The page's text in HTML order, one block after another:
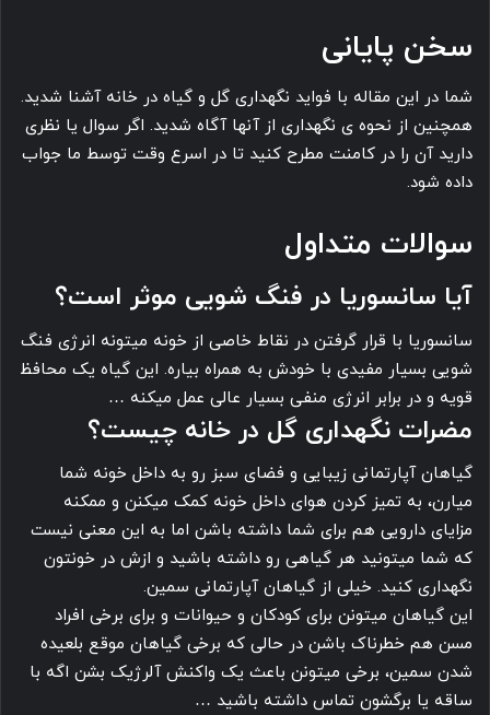
سخن پایانی
شما در این مقاله با فواید نگهداری گل و گیاه در خانه آشنا شدید.
همچنین از نحوه ی نگهداری از آنها آگاه شدید. اگر سوال یا نظری
دارید آن را در کامنت مطرح کنید تا در اسرع وقت توسط ما جواب
داده شود.
سوالات متداول
آیا سانسوریا در فنگ شویی موثر است؟
سانسوریا با قرار گرفتن در نقاط خاصی از خونه میتونه انرژی فنگ
شویی بسیار مفیدی با خودش به همراه بیاره. این گیاه یک محافظ
قویه و در برابر انرژی منفی بسیار عالی عمل میکنه …
مضرات نگهداری گل در خانه چیست؟
گیاهان آپارتمانی زیبایی و فضای سبز رو به داخل خونه شما
میارن، به تمیز کردن هوای داخل خونه کمک میکنن و ممکنه
مزایای دارویی هم برای شما داشته باشن اما به این معنی نیست
که شما میتونید هر گیاهی رو داشته باشید و ازش در خونتون
نگهداری کنید. خیلی از گیاهان آپارتمانی سمین.
این گیاهان میتونن برای کودکان و حیوانات و برای برخی افراد
مسن هم خطرناک باشن در حالی که برخی گیاهان موقع بلعیده
شدن سمین، برخی میتونن باعث یک واکنش آلرژیک بشن اگه با
ساقه یا برگشون تماس داشته باشید …